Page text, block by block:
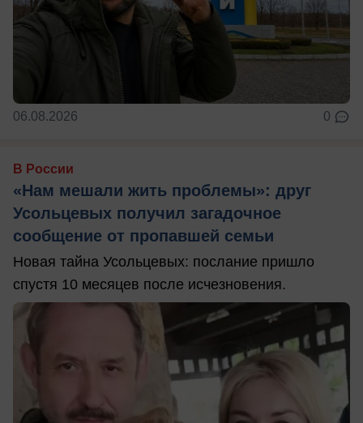
06.08.2026 0
В России
«Нам мешали жить проблемы»: друг
Усольцевых получил загадочное
сообщение от пропавшей семьи
Новая тайна Усольцевых: послание пришло
спустя 10 месяцев после исчезновения.